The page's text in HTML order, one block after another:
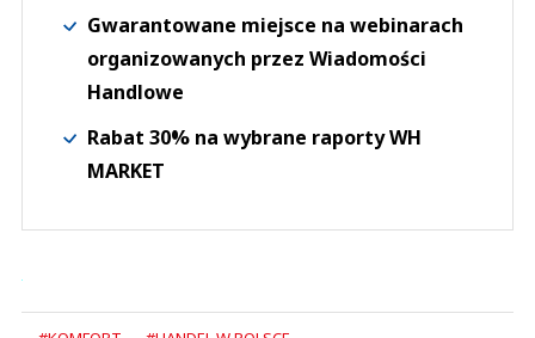
Gwarantowane miejsce na webinarach
organizowanych przez Wiadomości
Handlowe
Rabat 30% na wybrane raporty WH
MARKET